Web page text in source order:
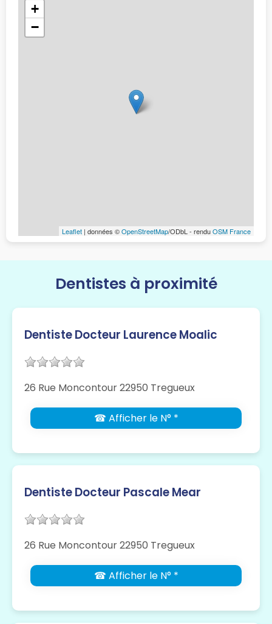
+
−
Leaflet | données ©OpenStreetMap/ODbL - renduOSM France
Dentistes à proximité
Dentiste Docteur Laurence Moalic
26 Rue Moncontour 22950 Tregueux
☎ Afficher le N° *
Dentiste Docteur Pascale Mear
26 Rue Moncontour 22950 Tregueux
☎ Afficher le N° *